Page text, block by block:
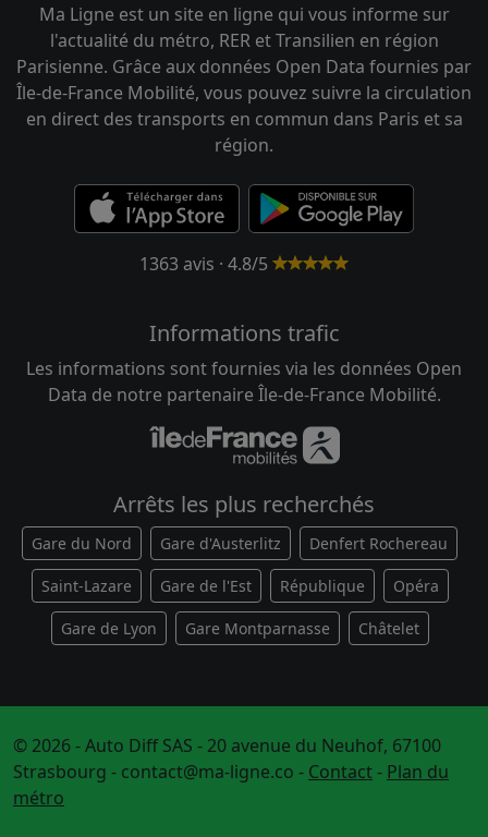
Ma Ligne est un site en ligne qui vous informe sur
l'actualité du métro, RER et Transilien en région
Parisienne. Grâce aux données Open Data fournies par
Île-de-France Mobilité, vous pouvez suivre la circulation
en direct des transports en commun dans Paris et sa
région.
1363 avis · 4.8/5
Informations trafic
Les informations sont fournies via les données Open
Data de notre partenaire Île-de-France Mobilité.
Arrêts les plus recherchés
Gare du Nord Gare d'Austerlitz Denfert Rochereau
Saint-Lazare Gare de l'Est République Opéra
Gare de Lyon Gare Montparnasse Châtelet
© 2026 - Auto Diff SAS - 20 avenue du Neuhof, 67100
Strasbourg - contact@ma-ligne.co - Contact- Plan du
métro